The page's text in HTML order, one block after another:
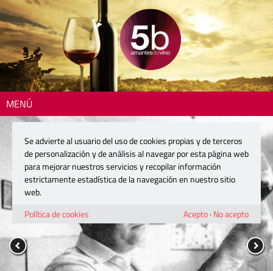
MENÚ
Se advierte al usuario del uso de cookies propias y de terceros
de personalización y de análisis al navegar por esta página web
para mejorar nuestros servicios y recopilar información
estrictamente estadística de la navegación en nuestro sitio
web.
Política de cookies
Acepto· No acepto